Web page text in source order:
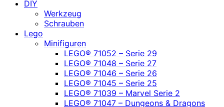
DIY
Werkzeug
Schrauben
Lego
Minifiguren
LEGO® 71052 – Serie 29
LEGO® 71048 – Serie 27
LEGO® 71046 – Serie 26
LEGO® 71045 – Serie 25
LEGO® 71039 – Marvel Serie 2
LEGO® 71047 – Dungeons & Dragons